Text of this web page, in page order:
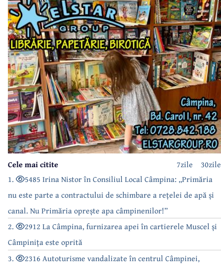
30zile
7zile
Cele mai citite
1.
5485 Irina Nistor în Consiliul Local Câmpina: „Primăria
nu este parte a contractului de schimbare a rețelei de apă și
canal. Nu Primăria oprește apa câmpinenilor!”
2.
2912 La Câmpina, furnizarea apei în cartierele Muscel și
Câmpinița este oprită
3.
2316 Autoturisme vandalizate în centrul Câmpinei,